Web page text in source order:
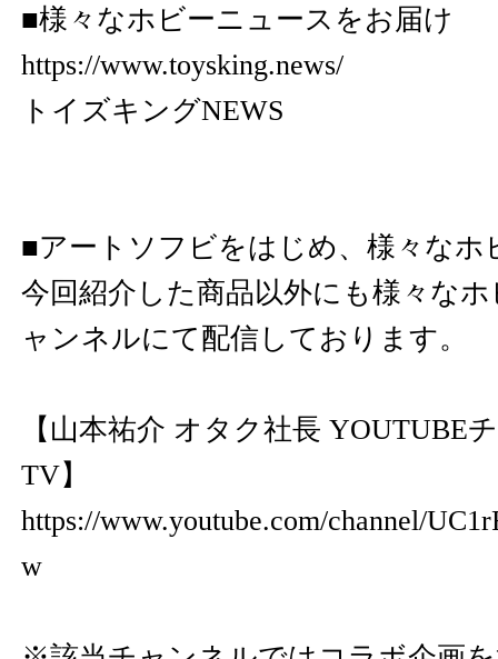
■様々なホビーニュースをお届け
https://www.toysking.news/
トイズキングNEWS
■アートソフビをはじめ、様々なホ
今回紹介した商品以外にも様々な
ャンネルにて配信しております。
【山本祐介 オタク社長 YOUTUBE
TV】
https://www.youtube.com/channel/
w